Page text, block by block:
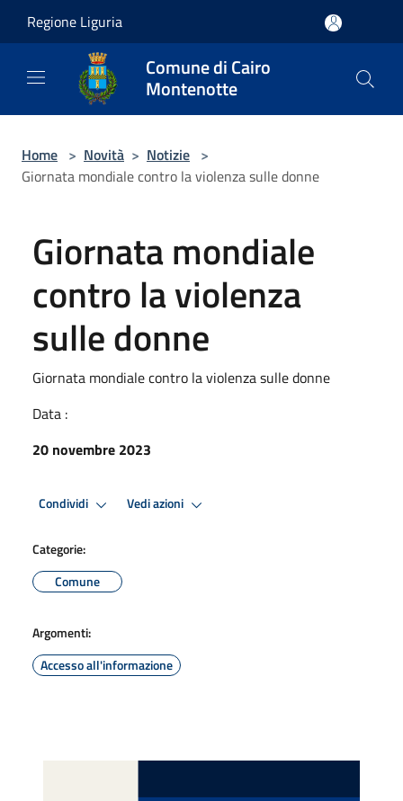
Regione Liguria
Comune di Cairo
Montenotte
Home > Novità > Notizie >
Giornata mondiale contro la violenza sulle donne
Giornata mondiale
contro la violenza
sulle donne
Giornata mondiale contro la violenza sulle donne
Data :
20 novembre 2023
Condividi Vedi azioni
Categorie:
Comune
Argomenti:
Accesso all'informazione